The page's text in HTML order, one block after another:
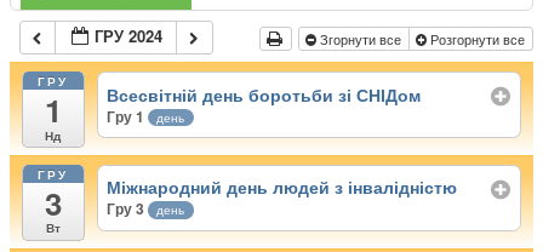
ГРУ 2024 Згорнути все Розгорнути все
ГРУ
1
Нд
Всесвітній день боротьби зі СНІДом
Гру 1 день
ГРУ
3
Вт
Міжнародний день людей з інвалідністю
Гру 3 день